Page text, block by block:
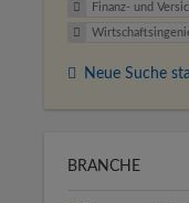
Finanz- und
Neue Suche
BRANCHE